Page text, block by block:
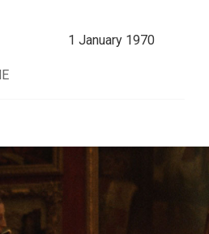
1 January 1970